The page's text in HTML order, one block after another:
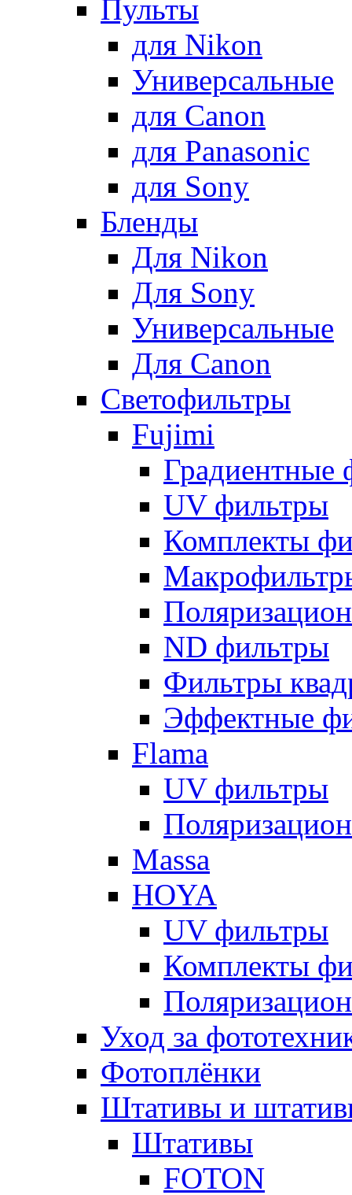
Пульты
для Nikon
Универсальные
для Canon
для Panasonic
для Sony
Бленды
Для Nikon
Для Sony
Универсальные
Для Canon
Светофильтры
Fujimi
Градиентные
UV фильтры
Комплекты
ND фильтры
Фильтры
Эффектные
Flama
UV фильтры
Massa
HOYA
UV фильтры
Комплекты
Уход за
Фотоплёнки
Штативы и
Штативы
FOTON